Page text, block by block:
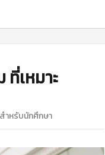
ที่เหมาะ
สำหรับนักศึกษา